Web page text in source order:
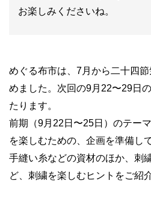
お楽しみくださいね。
めぐる布市は、7月から二十四
めました。次回の9月22〜29日
たります。
前期（9月22日〜25日）のテー
を楽しむための、企画を準備し
手縫い糸などの資材のほか、刺
ど、刺繍を楽しむヒントをご紹